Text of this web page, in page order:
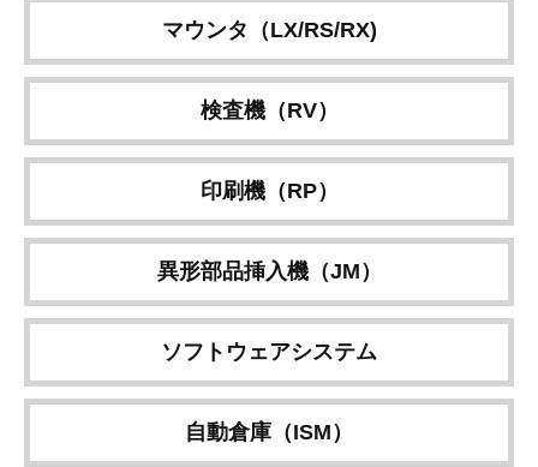
マウンタ（LX/RS/RX)
検査機（RV）
印刷機（RP）
異形部品挿入機（JM）
ソフトウェアシステム
自動倉庫（ISM）